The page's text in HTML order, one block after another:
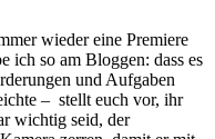
wieder eine Premiere
ich so am Bloggen: dass es
und Aufgaben
– stellt euch vor, ihr
wichtig seid, der